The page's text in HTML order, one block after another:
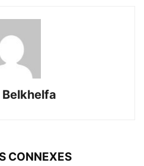
CONNEXES